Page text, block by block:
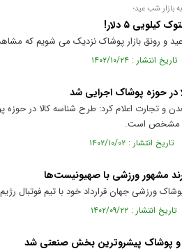
بازار شب عید؛
۵ دلار!
و رونق بازار پوشاک نزدیک می شویم که
در حوزه پوشاک اجرایی شد
و تجارت اعلام کرد: طرح شناسه کالا در حوزه
مشخص است.
مشهور ورزشی با صهیونیست‌ها
ورزشی جهان قرارداد خود با تیم فوتبال
پوشاک‌ پیشروترین بخش صنعتی شد